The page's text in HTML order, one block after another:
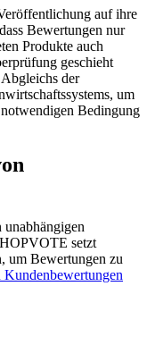
auf ihre
Bewertungen nur
Produkte auch
geschieht
der
um
Bedingung
unabhängigen
setzt
um Bewertungen zu